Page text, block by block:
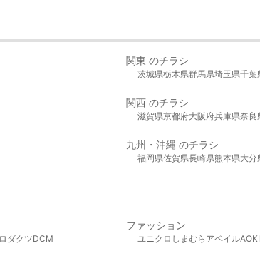
関東 のチラシ
茨城県栃木県群馬県埼玉県千葉
関西 のチラシ
滋賀県京都府大阪府兵庫県奈良
九州・沖縄 のチラシ
福岡県佐賀県長崎県熊本県大分
ダクツDCM
ファッション
ユニクロ しまむら アベイルAOKI